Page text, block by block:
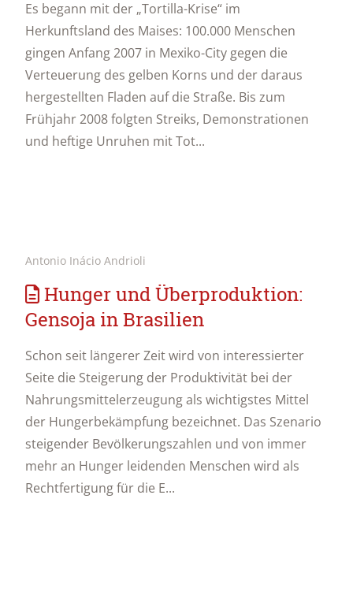
Es begann mit der „Tortilla-Krise“ im
Herkunftsland des Maises: 100.000 Menschen
gingen Anfang 2007 in Mexiko-City gegen die
Verteuerung des gelben Korns und der daraus
hergestellten Fladen auf die Straße. Bis zum
Frühjahr 2008 folgten Streiks, Demonstrationen
und heftige Unruhen mit Tot...
Antonio Inácio Andrioli
Hunger und Überproduktion:
Gensoja in Brasilien
Schon seit längerer Zeit wird von interessierter
Seite die Steigerung der Produktivität bei der
Nahrungsmittelerzeugung als wichtigstes Mittel
der Hungerbekämpfung bezeichnet. Das Szenario
steigender Bevölkerungszahlen und von immer
mehr an Hunger leidenden Menschen wird als
Rechtfertigung für die E...